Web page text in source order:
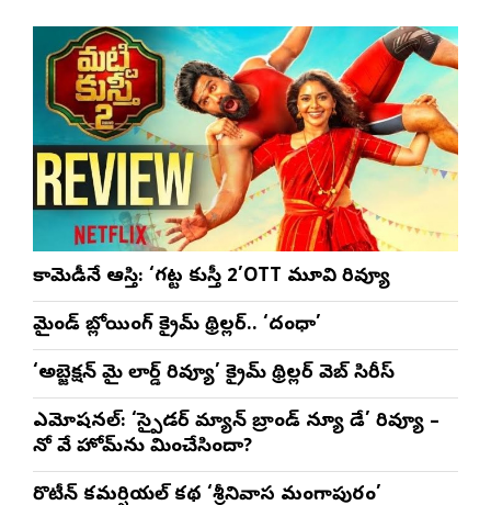
కామెడీనే ఆస్తి: ‘గట్ట కుస్తీ 2’OTT మూవి రివ్యూ
మైండ్ బ్లోయింగ్ క్రైమ్ థ్రిల్లర్.. ‘దంధా’
‘అబ్జెక్ష‌న్ మై లార్డ్ రివ్యూ’ క్రైమ్ థ్రిల్ల‌ర్ వెబ్ సిరీస్
ఎమోష‌న‌ల్‌: ‘స్పైడర్ మ్యాన్ బ్రాండ్ న్యూ డే’ రివ్యూ –
నో వే హోమ్‌ను మించేసిందా?
రొటీన్‌ కమర్షియల్‌ కథ ‘శ్రీనివాస మంగాపురం’